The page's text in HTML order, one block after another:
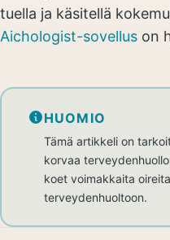
tuella ja käsitellä
Aichologist-sovellus on
HUOMIO
Tämä artikkeli on
korvaa
koet voimakkaita
terveydenhuoltoon.